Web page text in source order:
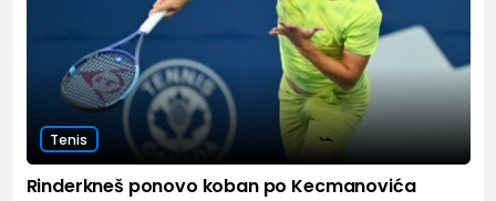
Tenis
Rinderkneš ponovo koban po Kecmanovića